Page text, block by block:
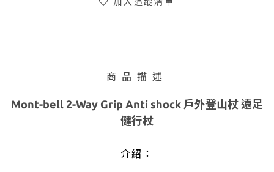
商品描述
Mont-bell 2-Way Grip Anti shock 戶外登山杖 遠足
健行杖
介紹：